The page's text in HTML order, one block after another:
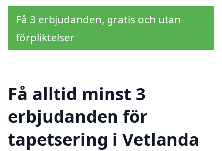
Få 3 erbjudanden, gratis och utan
förpliktelser
Få alltid minst 3
erbjudanden för
tapetsering i Vetlanda